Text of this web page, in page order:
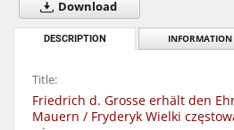
Download
DESCRIPTION INFORMATION
Title:
Friedrich d. Grosse erhält den
Mauern / Fryderyk Wielki